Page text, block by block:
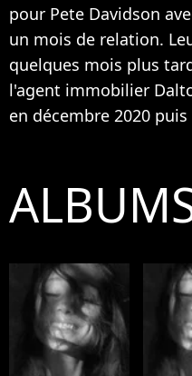
pour Pete Davidson
un mois de relation.
quelques mois plus
l'agent immobilier
en décembre 2020 puis